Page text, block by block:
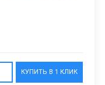
КУПИТЬ В 1 КЛИК